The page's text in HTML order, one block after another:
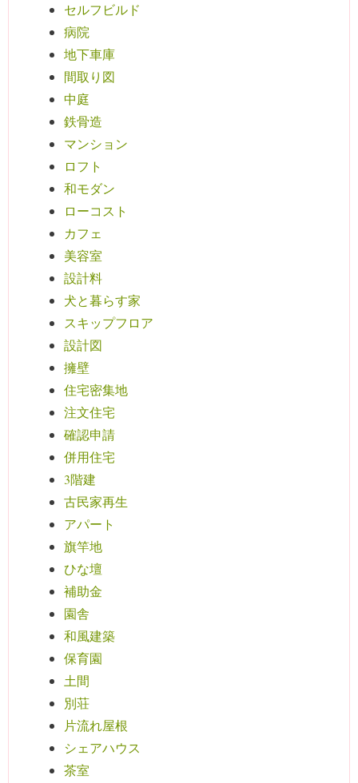
セルフビルド
病院
地下車庫
間取り図
中庭
鉄骨造
マンション
ロフト
和モダン
ローコスト
カフェ
美容室
設計料
犬と暮らす家
スキップフロア
設計図
擁壁
住宅密集地
注文住宅
確認申請
併用住宅
3階建
古民家再生
アパート
旗竿地
ひな壇
補助金
園舎
和風建築
保育園
土間
別荘
片流れ屋根
シェアハウス
茶室